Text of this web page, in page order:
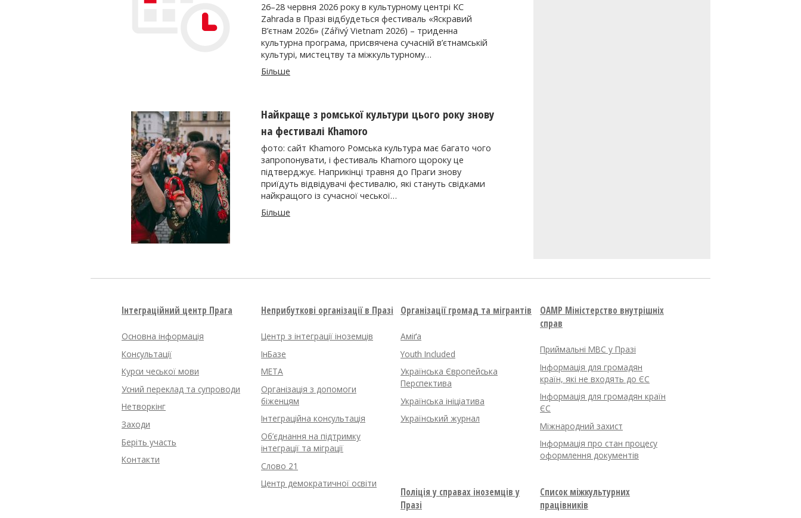
26–28 червня 2026 року в культурному центрі KC
Zahrada в Празі відбудеться фестиваль «Яскравий
В’єтнам 2026» (Zářivý Vietnam 2026) – триденна
культурна програма, присвячена сучасній в’єтнамській
культурі, мистецтву та міжкультурному…
Більше
Найкраще з ромської культури цього року знову
на фестивалі Khamoro
фото: сайт Khamoro Ромська культура має багато чого
запропонувати, і фестиваль Khamoro щороку це
підтверджує. Наприкінці травня до Праги знову
приїдуть відвідувачі фестивалю, які стануть свідками
найкращого із сучасної чеської…
Більше
Інтеграційний центр Прага
Основна інформація
Консультації
Курси чеської мови
Усний переклад та супроводи
Нетворкінг
Заходи
Беріть участь
Контакти
Неприбуткові організації в Празі
Центр з інтеграції іноземців
ІнБазе
META
Організація з допомоги
біженцям
Інтеграційна консультація
Об’єднання на підтримку
інтеграції та міграції
Слово 21
Центр демократичної освіти
Організації громад та мігрантів
Аміґа
Youth Included
Українська Європейська
Перспектива
Українська ініціатива
Український журнал
OAMP Міністерство внутрішніх
справ
Приймальні МВС у Празі
Інформація для громадян
країн, які не входять до ЄС
Інформація для громадян країн
ЄС
Міжнародний захист
Інформація про стан процесу
оформлення документів
Поліція у справах іноземців у
Празі
Список міжкультурних
працівників